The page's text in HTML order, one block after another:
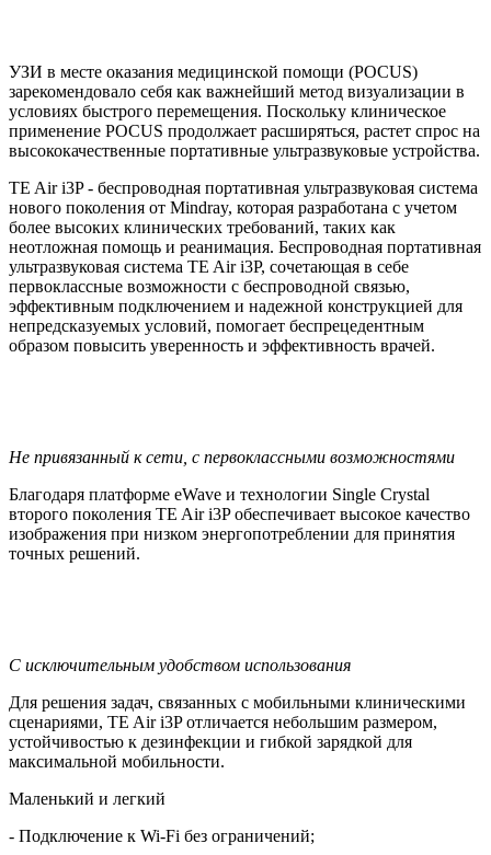
УЗИ в месте оказания медицинской помощи (POCUS)
зарекомендовало себя как важнейший метод визуализации в
условиях быстрого перемещения. Поскольку клиническое
применение POCUS продолжает расширяться, растет спрос на
высококачественные портативные ультразвуковые устройства.
TE Air i3P - беспроводная портативная ультразвуковая система
нового поколения от Mindray, которая разработана с учетом
более высоких клинических требований, таких как
неотложная помощь и реанимация. Беспроводная портативная
ультразвуковая система TE Air i3P, сочетающая в себе
первоклассные возможности с беспроводной связью,
эффективным подключением и надежной конструкцией для
непредсказуемых условий, помогает беспрецедентным
образом повысить уверенность и эффективность врачей.
Не привязанный к сети, с первоклассными возможностями
Благодаря платформе eWave и технологии Single Crystal
второго поколения TE Air i3P обеспечивает высокое качество
изображения при низком энергопотреблении для принятия
точных решений.
С исключительным удобством использования
Для решения задач, связанных с мобильными клиническими
сценариями, TE Air i3P отличается небольшим размером,
устойчивостью к дезинфекции и гибкой зарядкой для
максимальной мобильности.
Маленький и легкий
- Подключение к Wi-Fi без ограничений;